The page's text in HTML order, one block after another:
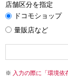
店舗区分を指定
ドコモショップ
量販店など
入力の際に「環境